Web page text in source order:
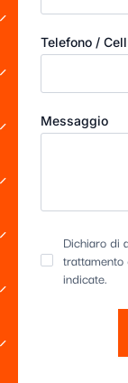
Telefono /
Messaggio
Dichiaro di
indicate.